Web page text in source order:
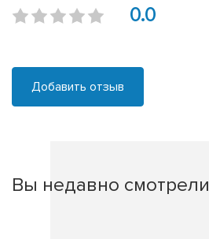
0.0
Добавить отзыв
Вы недавно смотрели